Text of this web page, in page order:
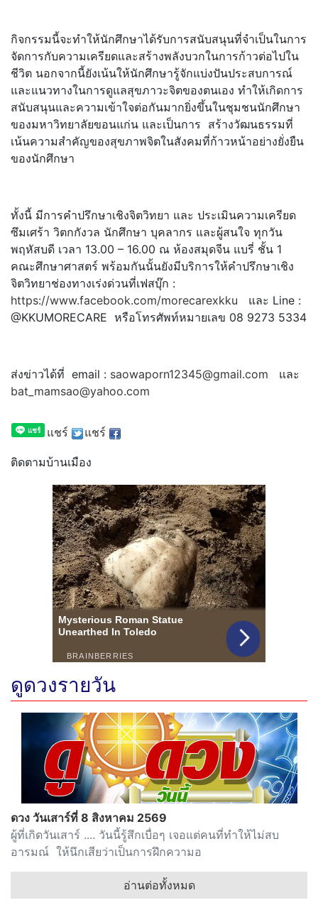
กิจกรรมนี้จะทำให้นักศึกษาได้รับการสนับสนุนที่จำเป็นในการ
จัดการกับความเครียดและสร้างพลังบวกในการก้าวต่อไปใน
ชีวิต นอกจากนี้ยังเน้นให้นักศึกษารู้จักแบ่งปันประสบการณ์
และแนวทางในการดูแลสุขภาวะจิตของตนเอง ทำให้เกิดการ
สนับสนุนและความเข้าใจต่อกันมากยิ่งขึ้นในชุมชนนักศึกษา
ของมหาวิทยาลัยขอนแก่น และเป็นการ สร้างวัฒนธรรมที่
เน้นความสำคัญของสุขภาพจิตในสังคมที่ก้าวหน้าอย่างยั่งยืน
ของนักศึกษา
ทั้งนี้ มีการคำปรึกษาเชิงจิตวิทยา และ ประเมินความเครียด
ซึมเศร้า วิตกกังวล นักศึกษา บุคลากร และผู้สนใจ ทุกวัน
พฤหัสบดี เวลา 13.00 – 16.00 ณ ห้องสมุดจีน แบรี่ ชั้น 1
คณะศึกษาศาสตร์ พร้อมกันนั้นยังมีบริการให้คำปรึกษาเชิง
จิตวิทยาช่องทางเร่งด่วนที่เฟสบุ๊ก :
https://www.facebook.com/morecarexkku และ Line :
@KKUMORECARE หรือโทรศัพท์หมายเลข 08 9273 5334
ส่งข่าวได้ที่ email : saowaporn12345@gmail.com และ
bat_mamsao@yahoo.com
แชร์ แชร์
ติดตามบ้านเมือง
ดูดวงรายวัน
ดวง วันเสาร์ที่ 8 สิงหาคม 2569
ผู้ที่เกิดวันเสาร์ .... วันนี้รู้สึกเบื่อๆ เจอแต่คนที่ทำให้ไม่สบ
อารมณ์ ให้นึกเสียว่าเป็นการฝึกความอ
อ่านต่อทั้งหมด